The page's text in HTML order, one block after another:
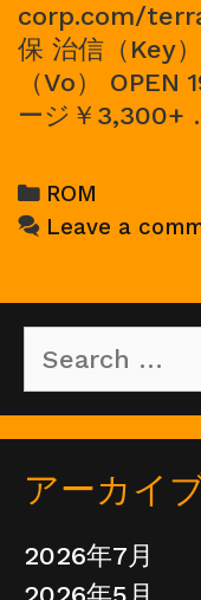
corp.com/
保 治信（Key
（Vo）
ージ￥3,300+
Categories
ROM
Leave a
for:
アーカイ
2026年7月